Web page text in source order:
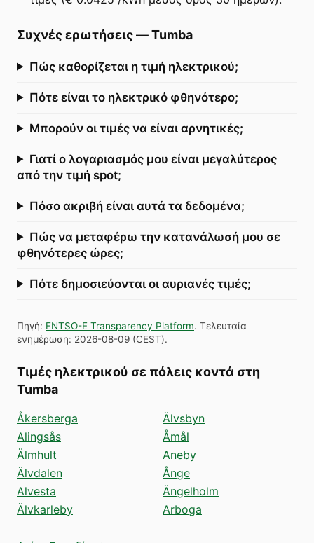
Συχνές ερωτήσεις—Tumba
Πώς καθορίζεται η τιμή ηλεκτρικού;
Πότε είναι το ηλεκτρικό φθηνότερο;
Μπορούν οι τιμές να είναι αρνητικές;
Γιατί ο λογαριασμός μου είναι μεγαλύτερος
από την τιμή spot;
Πόσο ακριβή είναι αυτά τα δεδομένα;
Πώς να μεταφέρω την κατανάλωσή μου σε
φθηνότερες ώρες;
Πότε δημοσιεύονται οι αυριανές τιμές;
Πηγή: ENTSO-E Transparency Platform. Τελευταία
ενημέρωση: 2026-08-09 (CEST).
Τιμές ηλεκτρικού σε πόλεις κοντά στη
Tumba
Åkersberga
Alingsås
Älmhult
Älvdalen
Alvesta
Älvkarleby
Älvsbyn
Åmål
Aneby
Ånge
Ängelholm
Arboga